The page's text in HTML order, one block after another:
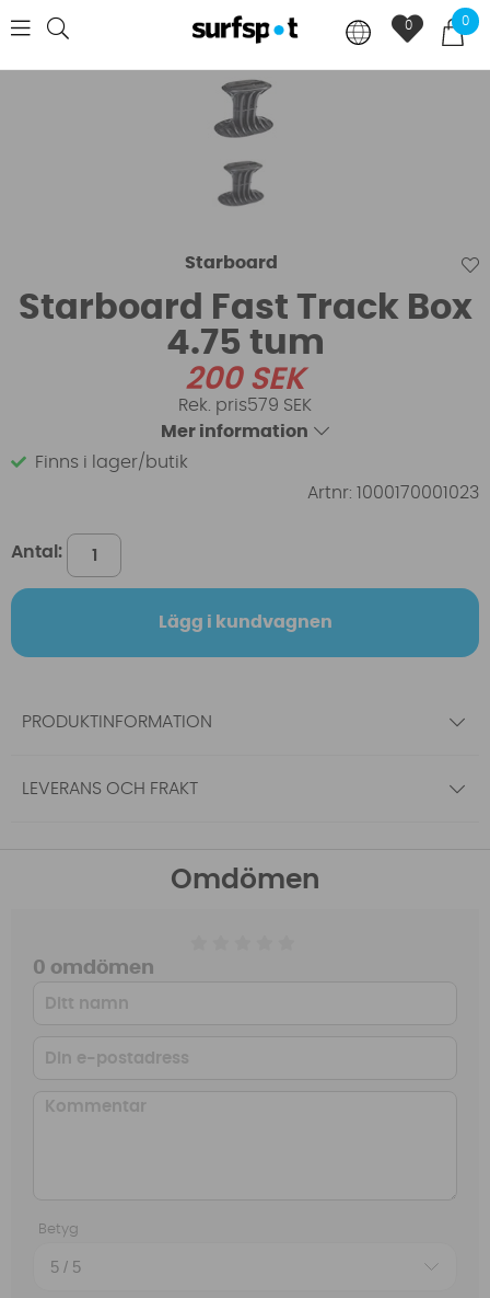
0
0
Starboard
Starboard Fast Track Box
4.75 tum
200SEK
579 SEK
Mer information
Finns i lager/butik
Artnr: 1000170001023
Antal:
Lägg i kundvagnen
PRODUKTINFORMATION
LEVERANS OCH FRAKT
Omdömen
0 omdömen
Betyg